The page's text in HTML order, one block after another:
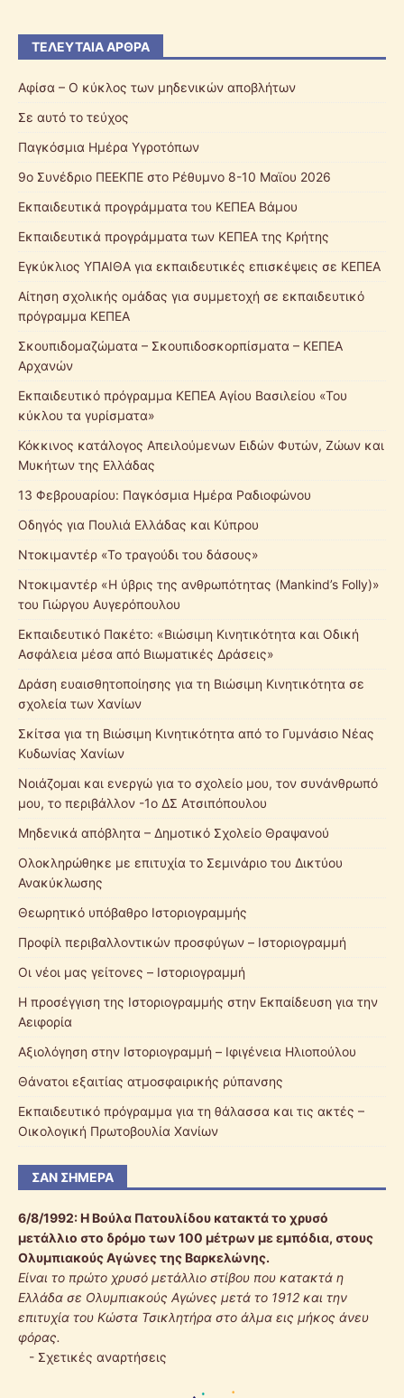
ΤΕΛΕΥΤΑΊΑ ΆΡΘΡΑ
Αφίσα – Ο κύκλος των μηδενικών αποβλήτων
Σε αυτό το τεύχος
Παγκόσμια Ημέρα Υγροτόπων
9ο Συνέδριο ΠΕΕΚΠΕ στο Ρέθυμνο 8-10 Μαϊου 2026
Εκπαιδευτικά προγράμματα του ΚΕΠΕΑ Βάμου
Εκπαιδευτικά προγράμματα των ΚΕΠΕΑ της Κρήτης
Εγκύκλιος ΥΠΑΙΘΑ για εκπαιδευτικές επισκέψεις σε ΚΕΠΕΑ
Αίτηση σχολικής ομάδας για συμμετοχή σε εκπαιδευτικό
πρόγραμμα ΚΕΠΕΑ
Σκουπιδομαζώματα – Σκουπιδοσκορπίσματα – ΚΕΠΕΑ
Αρχανών
Εκπαιδευτικό πρόγραμμα ΚΕΠΕΑ Αγίου Βασιλείου «Του
κύκλου τα γυρίσματα»
Κόκκινος κατάλογος Απειλούμενων Ειδών Φυτών, Ζώων και
Μυκήτων της Ελλάδας
13 Φεβρουαρίου: Παγκόσμια Ημέρα Ραδιοφώνου
Οδηγός για Πουλιά Ελλάδας και Κύπρου
Ντοκιμαντέρ «Το τραγούδι του δάσους»
Ντοκιμαντέρ «Η ύβρις της ανθρωπότητας (Mankind’s Folly)»
του Γιώργου Αυγερόπουλου
Εκπαιδευτικό Πακέτο: «Βιώσιμη Κινητικότητα και Οδική
Ασφάλεια μέσα από Βιωματικές Δράσεις»
Δράση ευαισθητοποίησης για τη Βιώσιμη Κινητικότητα σε
σχολεία των Χανίων
Σκίτσα για τη Βιώσιμη Κινητικότητα από το Γυμνάσιο Νέας
Κυδωνίας Χανίων
Νοιάζομαι και ενεργώ για το σχολείο μου, τον συνάνθρωπό
μου, το περιβάλλον -1ο ΔΣ Ατσιπόπουλου
Μηδενικά απόβλητα – Δημοτικό Σχολείο Θραψανού
Ολοκληρώθηκε με επιτυχία το Σεμινάριο του Δικτύου
Ανακύκλωσης
Θεωρητικό υπόβαθρο Ιστοριογραμμής
Προφίλ περιβαλλοντικών προσφύγων – Ιστοριογραμμή
Οι νέοι μας γείτονες – Ιστοριογραμμή
Η προσέγγιση της Ιστοριογραμμής στην Εκπαίδευση για την
Αειφορία
Αξιολόγηση στην Ιστοριογραμμή – Ιφιγένεια Ηλιοπούλου
Θάνατοι εξαιτίας ατμοσφαιρικής ρύπανσης
Εκπαιδευτικό πρόγραμμα για τη θάλασσα και τις ακτές –
Οικολογική Πρωτοβουλία Χανίων
ΣΑΝ ΣΉΜΕΡΑ
6/8/1992:Η Βούλα Πατουλίδου κατακτά το χρυσό
μετάλλιο στο δρόμο των 100 μέτρων με εμπόδια, στους
Ολυμπιακούς Αγώνες της Βαρκελώνης.
Είναι το πρώτο χρυσό μετάλλιο στίβου που κατακτά η
Ελλάδα σε Ολυμπιακούς Αγώνες μετά το 1912 και την
επιτυχία του Κώστα Τσικλητήρα στο άλμα εις μήκος άνευ
φόρας.
- Σχετικές αναρτήσεις